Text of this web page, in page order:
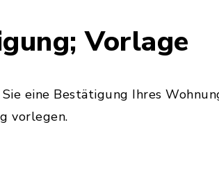
Vorlage
eine Bestätigung Ihres
vorlegen.